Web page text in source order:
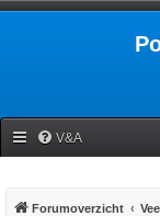
V&A
Forumoverzicht